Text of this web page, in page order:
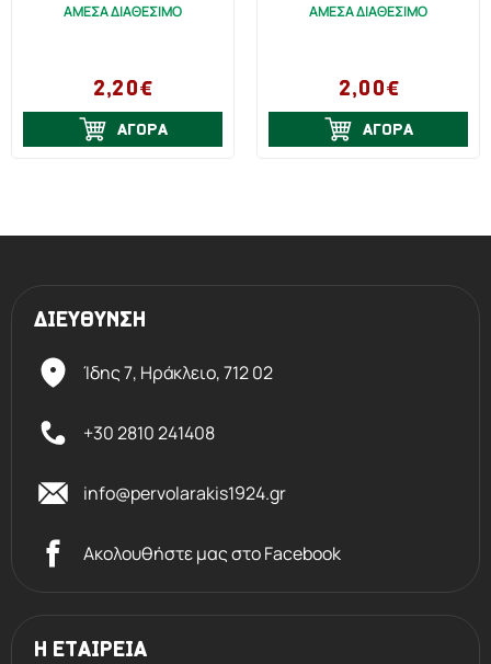
ΑΜΕΣΑ ΔΙΑΘΕΣΙΜΟ
2,20€
ΑΓΟΡΑ
ΑΜΕΣΑ ΔΙΑΘΕΣΙΜΟ
2,00€
ΑΓΟΡΑ
ΔΙΕΥΘΥΝΣΗ
Ίδης 7, Ηράκλειο,712 02
+30 2810 241408
info@pervolarakis1924.gr
Ακολουθήστε μας στο Facebook
Η ΕΤΑΙΡΕΙΑ